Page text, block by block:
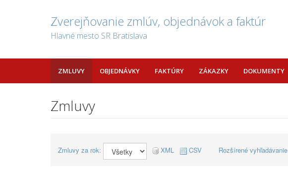
Zverejňovanie zmlúv, objednávok a faktúr
Hlavné mesto SR Bratislava
ZMLUVY OBJEDNÁVKY FAKTÚRY ZÁKAZKY DOKUMENTY
Zmluvy
Zmluvy za rok: XML CSV Rozšírené vyhľadávanie